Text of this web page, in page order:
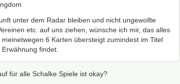
unter dem Radar bleiben und nicht ungewollte
etc. auf uns ziehen, wünsche ich mir, das alles
6 Karten übersteigt zumindest im Titel
findet.
für alle Schalke Spiele ist okay?